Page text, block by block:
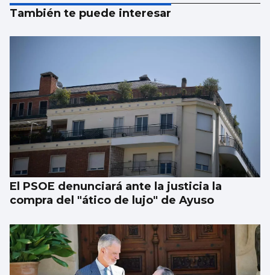
También te puede interesar
El PSOE denunciará ante la justicia la
compra del "ático de lujo" de Ayuso